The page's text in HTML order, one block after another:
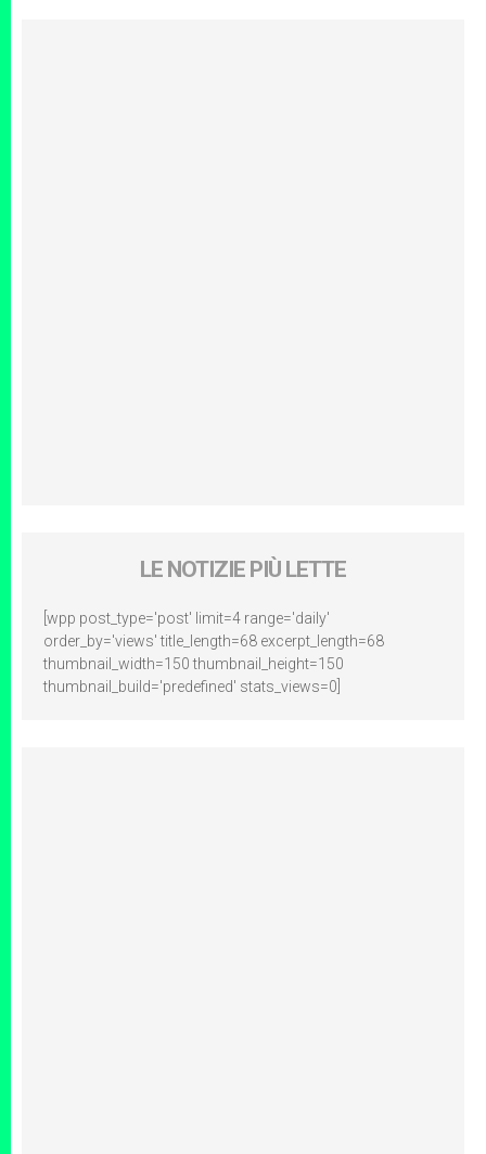
LE NOTIZIE PIÙ LETTE
[wpp post_type='post' limit=4 range='daily'
order_by='views' title_length=68 excerpt_length=68
thumbnail_width=150 thumbnail_height=150
thumbnail_build='predefined' stats_views=0]